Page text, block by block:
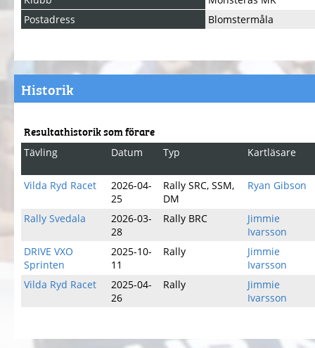
Postadress
Blomstermåla
Historik
Resultathistorik som förare
Tävling Datum Typ Kartläsare
Vilda Ryd Racet
2026-04-
25
Rally SRC, SSM,
DM
Ryan Gibson
Rally Svedala
2026-03-
28
Rally BRC
Jimmie
Ivarsson
DRIVE VXO
Sprinten
2025-10-
11
Rally
Jimmie
Ivarsson
Vilda Ryd Racet
2025-04-
26
Rally
Jimmie
Ivarsson